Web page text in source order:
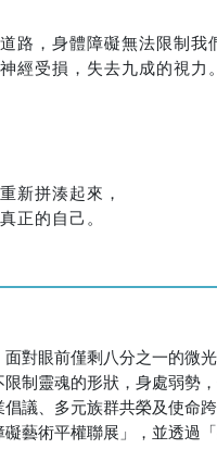
，身體障礙無法限制我
經受損，失去九成的視力。
新拼湊起來，
正的自己。
對眼前僅剩八分之一的
制靈魂的形狀，身處弱勢
議、多元族群共榮及使命
藝術平權聯展」，並透過